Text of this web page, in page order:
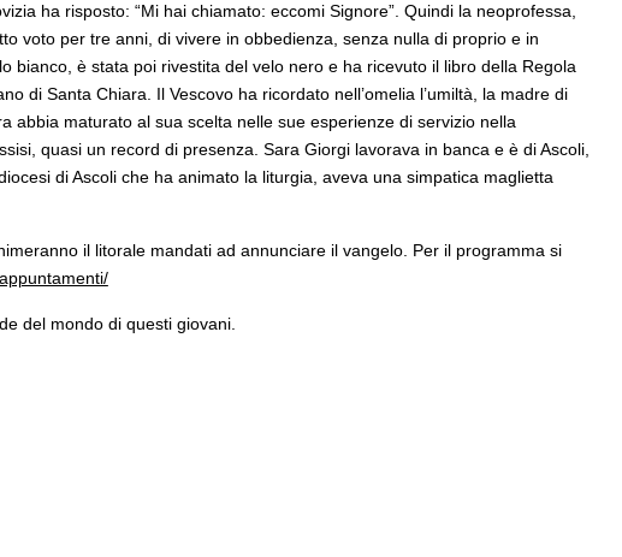
ha risposto: “Mi hai chiamato: eccomi Signore”. Quindi la neoprofessa,
voto per tre anni, di vivere in obbedienza, senza nulla di proprio e in
è stata poi rivestita del velo nero e ha ricevuto il libro della Regola
di Santa Chiara. Il Vescovo ha ricordato nell’omelia l’umiltà, la madre di
abbia maturato al sua scelta nelle sue esperienze di servizio nella
quasi un record di presenza. Sara Giorgi lavorava in banca e è di Ascoli,
di Ascoli che ha animato la liturgia, aveva una simpatica maglietta
il litorale mandati ad annunciare il vangelo. Per il programma si
del mondo di questi giovani.